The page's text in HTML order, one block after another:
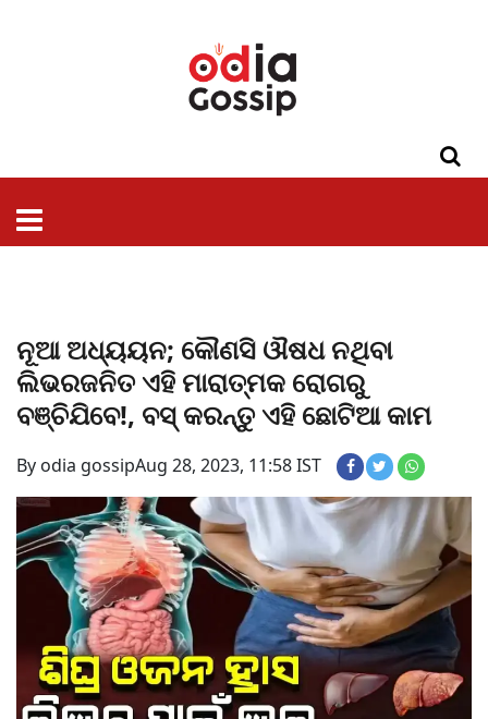
ନୂଆ ଅଧ୍ୟୟନ; କୌଣସି ଔଷଧ ନଥିବା
ଲିଭରଜନିତ ଏହି ମାରାତ୍ମକ ରୋଗରୁ
ବଞ୍ଚିଯିବେ!, ବସ୍ କରନ୍ତୁ ଏହି ଛୋଟିଆ କାମ
By odia gossipAug 28, 2023, 11:58 IST